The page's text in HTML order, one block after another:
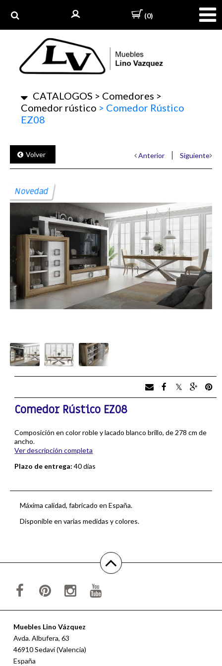
(0)
CATALOGOS > Comedores >
Comedor rústico > Comedor Rústico
EZ08
Volver Anterior Siguiente
Novedad
Comedor Rústico EZ08
Composición en color roble y lacado blanco brillo, de 278 cm de
ancho.
Ver descripción completa
Plazo de entrega: 40 días
Máxima calidad, fabricado en España.
Disponible en varias medidas y colores.
Muebles Lino Vázquez
Avda. Albufera, 63
46910 Sedaví (Valencia)
España